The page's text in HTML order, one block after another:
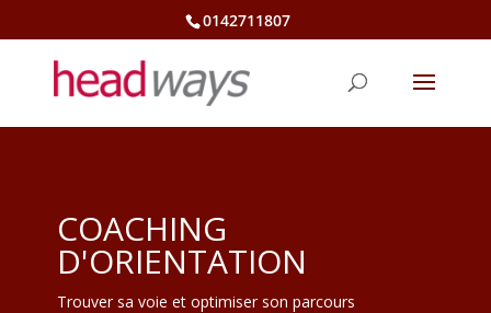
0142711807
COACHING
D'ORIENTATION
Trouver sa voie et optimiser son parcours